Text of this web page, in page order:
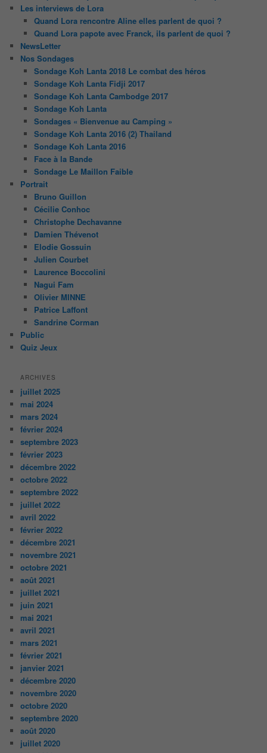
Les interviews de Lora
Quand Lora rencontre Aline elles parlent de quoi ?
Quand Lora papote avec Franck, ils parlent de quoi ?
NewsLetter
Nos Sondages
Sondage Koh Lanta 2018 Le combat des héros
Sondage Koh Lanta Fidji 2017
Sondage Koh Lanta Cambodge 2017
Sondage Koh Lanta
Sondages « Bienvenue au Camping »
Sondage Koh Lanta 2016 (2) Thailand
Sondage Koh Lanta 2016
Face à la Bande
Sondage Le Maillon Faible
Portrait
Bruno Guillon
Cécilie Conhoc
Christophe Dechavanne
Damien Thévenot
Elodie Gossuin
Julien Courbet
Laurence Boccolini
Nagui Fam
Olivier MINNE
Patrice Laffont
Sandrine Corman
Public
Quiz Jeux
ARCHIVES
juillet 2025
mai 2024
mars 2024
février 2024
septembre 2023
février 2023
décembre 2022
octobre 2022
septembre 2022
juillet 2022
avril 2022
février 2022
décembre 2021
novembre 2021
octobre 2021
août 2021
juillet 2021
juin 2021
mai 2021
avril 2021
mars 2021
février 2021
janvier 2021
décembre 2020
novembre 2020
octobre 2020
septembre 2020
août 2020
juillet 2020